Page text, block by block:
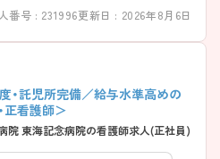
採用 ・夜勤は休憩時間を確保したシフ
考えながら働きやすい環境です
的な成長を前提とした育成を
制度を導入し、相談しやすい体制 ・配
を実施 ・夜勤はシャドー勤務からス
くステップアップできます
医療の現場で実践力を磨け
の中核を担う病院機能があ
番号 : 231996更新日 : 2026年8月6日
・託児所完備／給与水準高めの
正看護師＞
東海記念病院の看護師求人(正社員)